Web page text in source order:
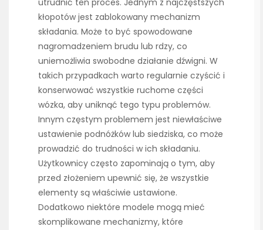
utrudnić ten proces. Jednym z najczęstszych
kłopotów jest zablokowany mechanizm
składania. Może to być spowodowane
nagromadzeniem brudu lub rdzy, co
uniemożliwia swobodne działanie dźwigni. W
takich przypadkach warto regularnie czyścić i
konserwować wszystkie ruchome części
wózka, aby uniknąć tego typu problemów.
Innym częstym problemem jest niewłaściwe
ustawienie podnóżków lub siedziska, co może
prowadzić do trudności w ich składaniu.
Użytkownicy często zapominają o tym, aby
przed złożeniem upewnić się, że wszystkie
elementy są właściwie ustawione.
Dodatkowo niektóre modele mogą mieć
skomplikowane mechanizmy, które